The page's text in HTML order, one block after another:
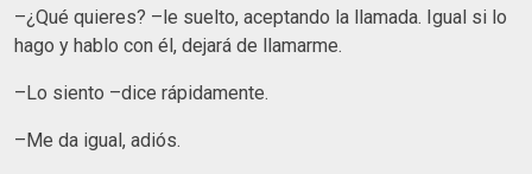
–¿Qué quieres? –le suelto, aceptando la llamada. Igual si lo
hago y hablo con él, dejará de llamarme.
–Lo siento –dice rápidamente.
–Me da igual, adiós.